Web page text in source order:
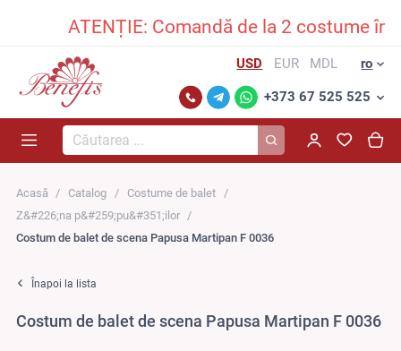
ATENȚIE: Comandă de la 2 costume în sus
USD EUR MDL ro
+373 67 525 525
Căutarea...
Acasă Catalog
Costume de balet
Z&#226;na p&#259;pu&#351;ilor
Costum de balet de scena Papusa Martipan F 0036
Înapoi la lista
Costum de balet de scena Papusa Martipan F 0036